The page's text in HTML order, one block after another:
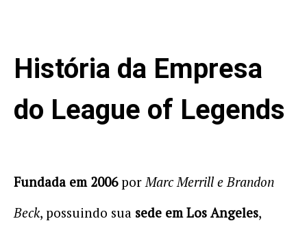
História da Empresa
do League of Legends
Fundada em 2006porMarc Merrill e Brandon
Beck, possuindo sua sede em Los Angeles,